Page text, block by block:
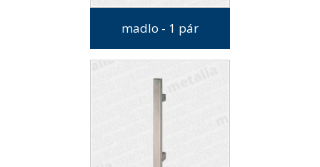
madlo - 1 pár